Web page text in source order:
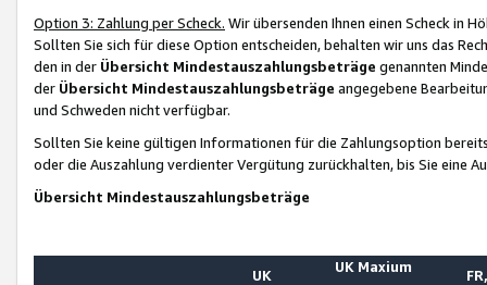
Option 3: Zahlung per Scheck. Wir übersenden Ihnen einen Scheck in
Sollten Sie sich für diese Option entscheiden, behalten wir uns das
den in der Übersicht Mindestauszahlungsbeträge genannten
der Übersicht Mindestauszahlungsbeträge angegebene
und Schweden nicht verfügbar.
Sollten Sie keine gültigen Informationen für die Zahlungsoption
oder die Auszahlung verdienter Vergütung zurückhalten, bis Sie
Übersicht Mindestauszahlungsbeträge
UK
UK Maxium